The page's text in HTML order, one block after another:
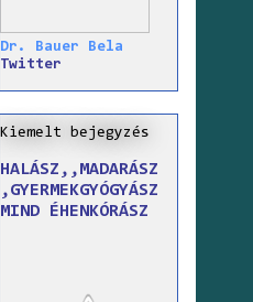
Dr. Bauer Bela
Twitter
Kiemelt bejegyzés
HALÁSZ,,MADARÁSZ
,GYERMEKGYÓGYÁSZ
MIND ÉHENKÓRÁSZ